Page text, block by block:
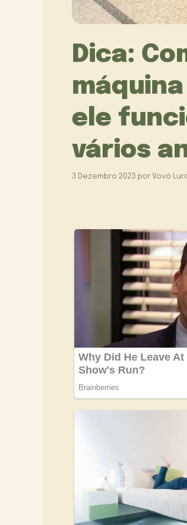
Dica:
ele
vários
3 Dezembro 2023 por Vovó